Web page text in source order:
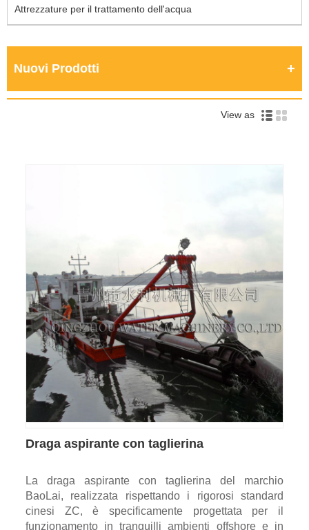
Attrezzature per il trattamento dell'acqua
Nuovi Prodotti
View as
Draga aspirante con taglierina
La draga aspirante con taglierina del marchio
BaoLai, realizzata rispettando i rigorosi standard
cinesi ZC, è specificamente progettata per il
funzionamento in tranquilli ambienti offshore e in